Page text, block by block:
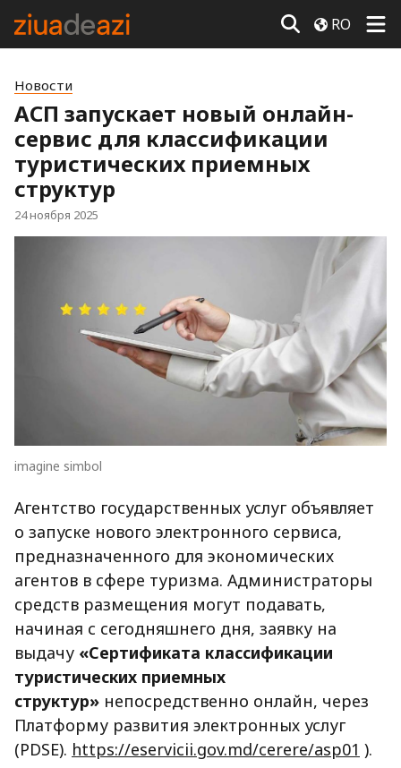
RO
Новости
АСП запускает новый онлайн-
сервис для классификации
туристических приемных
структур
24 ноября 2025
imagine simbol
Агентство государственных услуг объявляет
о запуске нового электронного сервиса,
предназначенного для экономических
агентов в сфере туризма. Администраторы
средств размещения могут подавать,
начиная с сегодняшнего дня, заявку на
выдачу «Сертификата классификации
туристических приемных
структур» непосредственно онлайн, через
Платформу развития электронных услуг
(PDSE). https://eservicii.gov.md/cerere/asp01 ).